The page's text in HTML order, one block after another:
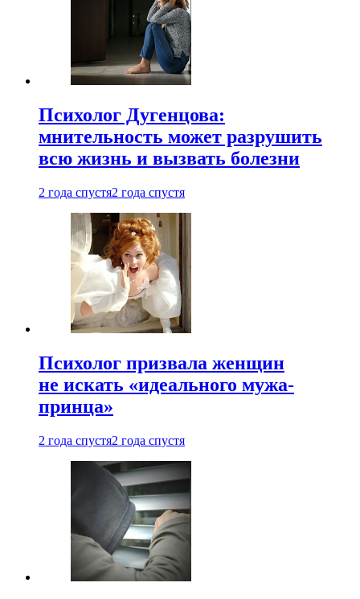
Психолог Дугенцова:
мнительность может разрушить
всю жизнь и вызвать болезни
2 года спустя2 года спустя
Психолог призвала женщин
не искать «идеального мужа-
принца»
2 года спустя2 года спустя